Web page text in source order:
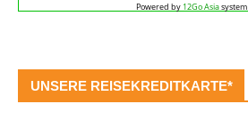
Powered by 12Go Asiasystem
UNSERE REISEKREDITKARTE*